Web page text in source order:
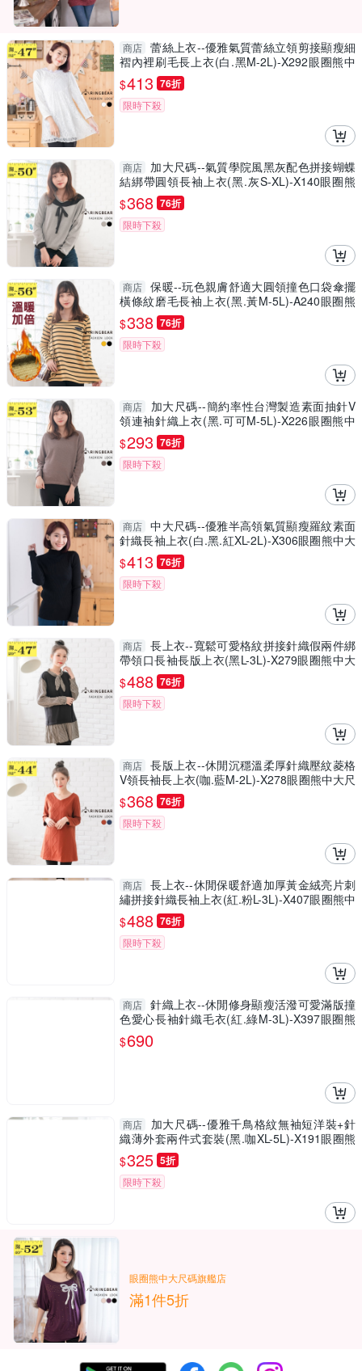
商店 蕾絲上衣--優雅氣質蕾絲立領剪接顯瘦細
褶內裡刷毛長上衣(白.黑M-2L)-X292眼圈熊中
大尺碼
$413 76折
限時下殺
商店
加大尺碼--氣質學院風黑灰配色拼接蝴蝶
結綁帶圓領長袖上衣(黑.灰S-XL)-X140眼圈熊
中大尺碼
$368 76折
限時下殺
商店 保暖--玩色親膚舒適大圓領撞色口袋傘擺
橫條紋磨毛長袖上衣(黑.黃M-5L)-A240眼圈熊
中大尺碼
$338 76折
限時下殺
商店
加大尺碼--簡約率性台灣製造素面抽針V
領連袖針織上衣(黑.可可M-5L)-X226眼圈熊中
大尺碼
$293 76折
限時下殺
商店 中大尺碼--優雅半高領氣質顯瘦羅紋素面
針織長袖上衣(白.黑.紅XL-2L)-X306眼圈熊中大
尺碼
$413 76折
限時下殺
商店 長上衣--寬鬆可愛格紋拼接針織假兩件綁
帶領口長袖長版上衣(黑L-3L)-X279眼圈熊中大
尺碼
$488 76折
限時下殺
商店 長版上衣--休閒沉穩溫柔厚針織壓紋菱格
V領長袖長上衣(咖.藍M-2L)-X278眼圈熊中大尺
碼
$368 76折
限時下殺
商店 長上衣--休閒保暖舒適加厚黃金絨亮片刺
繡拼接針織長袖上衣(紅.粉L-3L)-X407眼圈熊中
大尺碼◎
$488 76折
限時下殺
商店 針織上衣--休閒修身顯瘦活潑可愛滿版撞
色愛心長袖針織毛衣(紅.綠M-3L)-X397眼圈熊
中大尺碼
$690
商店
加大尺碼--優雅千鳥格紋無袖短洋裝+針
織薄外套兩件式套裝(黑.咖XL-5L)-X191眼圈熊
中大尺碼
$325 5折
限時下殺
眼圈熊中大尺碼旗艦店
滿1件5折